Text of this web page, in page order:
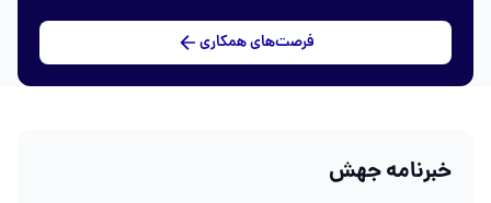
فرصت‌های همکاری
خبرنامه جهش